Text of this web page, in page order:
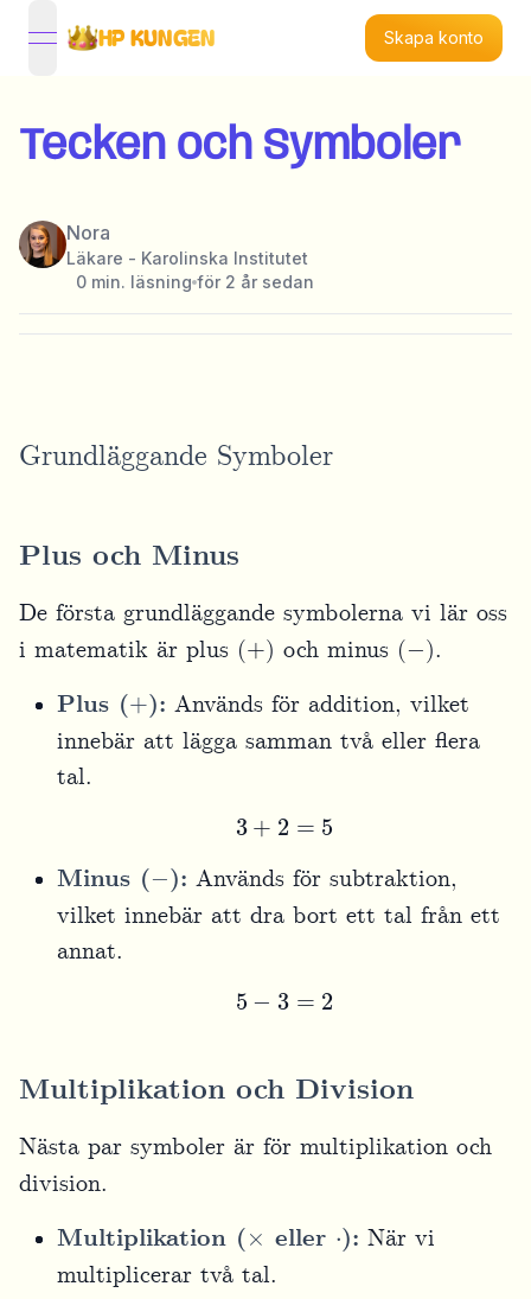
open navigation menu
HP KUNGEN Skapa konto
Tecken och Symboler
Nora
Läkare - Karolinska Institutet
0 min. läsning för 2 år sedan
Grundläggande Symboler
Plus och Minus
De första grundläggande symbolerna vi lär oss
i matematik är plus ( + ) och minus ( ).
Plus ( +): Används för addition, vilket
innebär att lägga samman två eller flera
tal.
+ 2 =5
Minus (
): Används för subtraktion,
vilket innebär att dra bort ett tal från ett
annat.
3=2
Multiplikation och Division
Nästa par symboler är för multiplikation och
division.
Multiplikation ( eller ): När vi
multiplicerar två tal.